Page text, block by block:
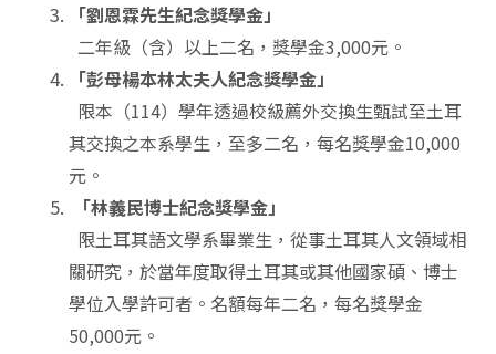
「劉恩霖先生紀念獎學金」
二年級（含）以上二名，獎學金3,000元。
「彭母楊本林太夫人紀念獎學金」
限本（114）學年透過校級薦外交換生甄試至土耳
其交換之本系學生，至多二名，每名獎學金10,000
元。
「林義民博士紀念獎學金」
限土耳其語文學系畢業生，從事土耳其人文領域相
關研究，於當年度取得土耳其或其他國家碩、博士
學位入學許可者。名額每年二名，每名獎學金
50,000元。